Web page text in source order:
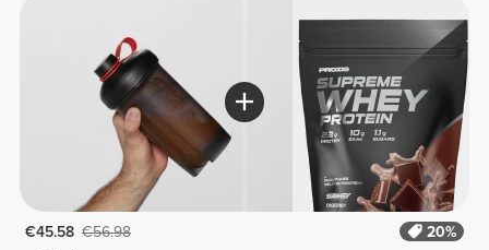
€45.58 €56.98
20%